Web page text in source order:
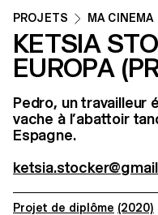
PROJETS MA CINEMA
KETSIA
EUROPA
Pedro, un travailleur
vache à l’abattoir
Espagne.
Projet de diplôme (2020)